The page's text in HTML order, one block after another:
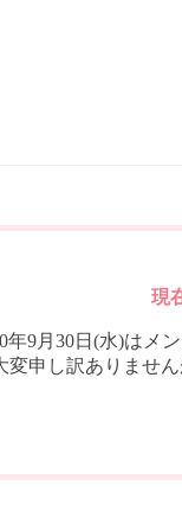
現
年9月30日(水)はメ
変申し訳ありませ